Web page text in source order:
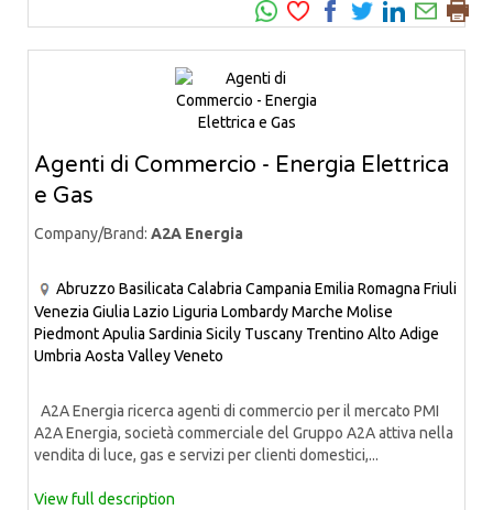
Agenti di Commercio - Energia Elettrica
e Gas
Company/Brand: A2A Energia
Abruzzo Basilicata Calabria Campania Emilia Romagna Friuli
Venezia Giulia Lazio Liguria LombardyMarche Molise
PiedmontApulia Sardinia Sicily Tuscany Trentino Alto Adige
Umbria Aosta ValleyVeneto
A2A Energia ricerca agenti di commercio per il mercato PMI
A2A Energia, società commerciale del Gruppo A2A attiva nella
vendita di luce, gas e servizi per clienti domestici,...
View full description